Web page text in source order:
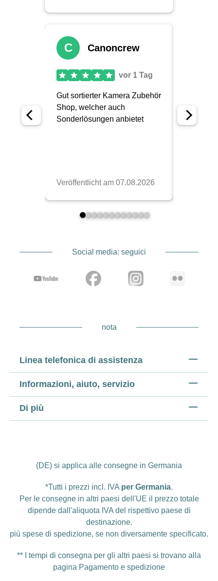
Social media: seguici
nota
Linea telefonica di assistenza
Informazioni, aiuto, servizio
Di più
(DE) si applica alle consegne in Germania
*Tutti i prezzi incl. IVA per Germania.
Per le consegne in altri paesi dell'UE il prezzo totale
dipende dall'aliquota IVA del rispettivo paese di
destinazione.
più spese di spedizione, se non diversamente specificato.
** I tempi di consegna per gli altri paesi si trovano alla
pagina Pagamento e spedizione